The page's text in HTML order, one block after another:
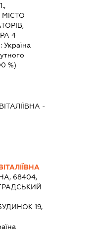
4
Україна
%)
-
68404,
19,